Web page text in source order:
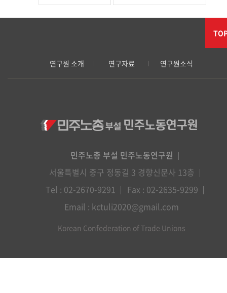
연구원 소개 연구자료 연구원소식
민주노총 부설 민주노동연구원
서울특별시 중구 정동길 3 경향신문사 13층
Tel : 02-2670-9291
Fax : 02-2635-9299
Email : kctuli2020@gmail.com
Korean Confederation of Trade Unions